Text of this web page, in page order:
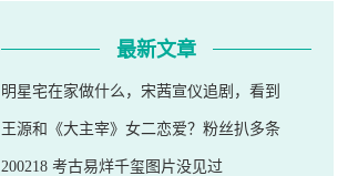
最新文章
明星宅在家做什么，宋茜宣仪追剧，看到
王源和《大主宰》女二恋爱？粉丝扒多条
200218 考古易烊千玺图片没见过